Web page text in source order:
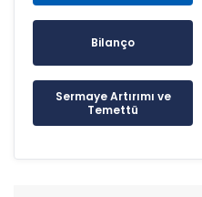
Bilanço
Sermaye Artırımı ve
Temettü